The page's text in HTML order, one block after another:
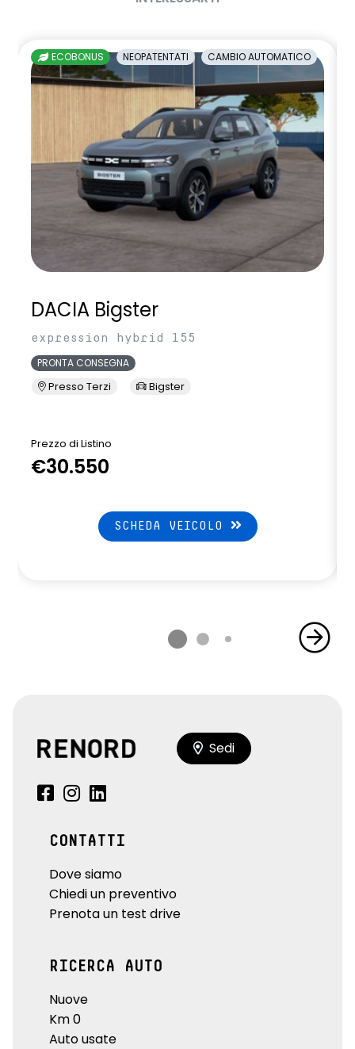
sellerie in tessuto nero melange e tessuto nero titanio con
impunture giallo fresh
sensori di parcheggio anteriori/posteriori/laterali
shark antenna
sistema di controllo della pressione pneumatici indiretto
sistema di frenata d'emergenza attiva
sistema multimediale openR link 10.4" con Google integrato
volante in pelle
ECOBONUS NEOPATENTATI CAMBIO AUTOMATICO
DACIA Bigster
expression hybrid 155
PRONTA CONSEGNA
Presso Terzi Bigster
Prezzo di Listino
€30.550
SCHEDA VEICOLO
Sedi
CONTATTI
Dove siamo
Chiedi un preventivo
Prenota un test drive
RICERCA AUTO
Nuove
Km 0
Auto usate